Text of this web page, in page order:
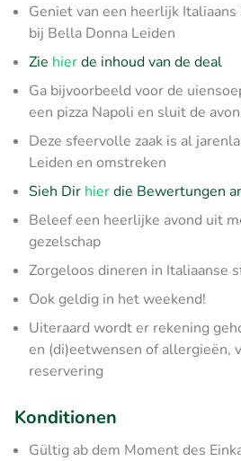
Geniet van een heerlijk
bij Bella Donna Leiden
Zie hierde inhoud van de deal
Ga bijvoorbeeld voor de
een pizza Napoli en sluit de
Deze sfeervolle zaak is al
Leiden en omstreken
Sieh Dir hierdie Bewertungen
Beleef een heerlijke avond uit
gezelschap
Zorgeloos dineren in Italiaanse
Ook geldig in het weekend!
Uiteraard wordt er rekening
en (di)eetwensen of allergieën,
reservering
Konditionen
Gültig ab dem Moment des